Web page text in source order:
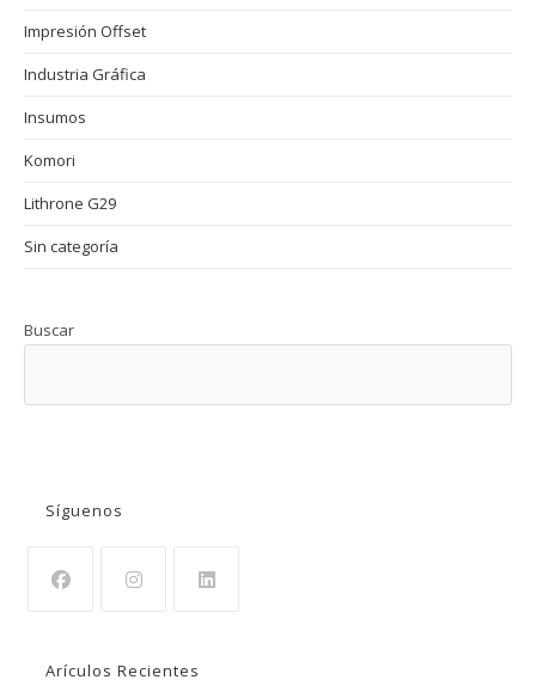
Impresión Offset
Industria Gráfica
Insumos
Komori
Lithrone G29
Sin categoría
Buscar
Síguenos
Arículos Recientes